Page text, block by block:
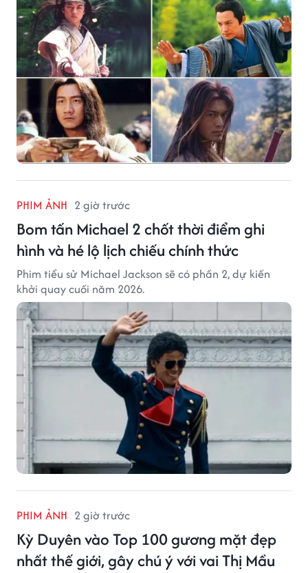
PHIM ẢNH 2 giờ trước
Bom tấn Michael 2 chốt thời điểm ghi
hình và hé lộ lịch chiếu chính thức
Phim tiểu sử Michael Jackson sẽ có phần 2, dự kiến
khởi quay cuối năm 2026.
PHIM ẢNH 2 giờ trước
Kỳ Duyên vào Top 100 gương mặt đẹp
nhất thế giới, gây chú ý với vai Thị Mầu